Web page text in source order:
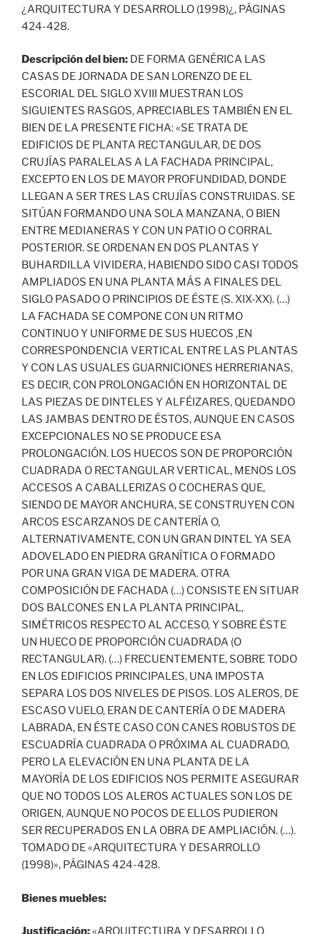
¿ARQUITECTURA Y DESARROLLO (1998)¿, PÁGINAS
424-428.
Descripción del bien: DE FORMA GENÉRICA LAS
CASAS DE JORNADA DE SAN LORENZO DE EL
ESCORIAL DEL SIGLO XVIII MUESTRAN LOS
SIGUIENTES RASGOS, APRECIABLES TAMBIÉN EN EL
BIEN DE LA PRESENTE FICHA: «SE TRATA DE
EDIFICIOS DE PLANTA RECTANGULAR, DE DOS
CRUJÍAS PARALELAS A LA FACHADA PRINCIPAL,
EXCEPTO EN LOS DE MAYOR PROFUNDIDAD, DONDE
LLEGAN A SER TRES LAS CRUJÍAS CONSTRUIDAS. SE
SITÚAN FORMANDO UNA SOLA MANZANA, O BIEN
ENTRE MEDIANERAS Y CON UN PATIO O CORRAL
POSTERIOR. SE ORDENAN EN DOS PLANTAS Y
BUHARDILLA VIVIDERA, HABIENDO SIDO CASI TODOS
AMPLIADOS EN UNA PLANTA MÁS A FINALES DEL
SIGLO PASADO O PRINCIPIOS DE ÉSTE (S. XIX-XX). (…)
LA FACHADA SE COMPONE CON UN RITMO
CONTINUO Y UNIFORME DE SUS HUECOS ,EN
CORRESPONDENCIA VERTICAL ENTRE LAS PLANTAS
Y CON LAS USUALES GUARNICIONES HERRERIANAS,
ES DECIR, CON PROLONGACIÓN EN HORIZONTAL DE
LAS PIEZAS DE DINTELES Y ALFÉIZARES, QUEDANDO
LAS JAMBAS DENTRO DE ÉSTOS, AUNQUE EN CASOS
EXCEPCIONALES NO SE PRODUCE ESA
PROLONGACIÓN. LOS HUECOS SON DE PROPORCIÓN
CUADRADA O RECTANGULAR VERTICAL, MENOS LOS
ACCESOS A CABALLERIZAS O COCHERAS QUE,
SIENDO DE MAYOR ANCHURA, SE CONSTRUYEN CON
ARCOS ESCARZANOS DE CANTERÍA O,
ALTERNATIVAMENTE, CON UN GRAN DINTEL YA SEA
ADOVELADO EN PIEDRA GRANÍTICA O FORMADO
POR UNA GRAN VIGA DE MADERA. OTRA
COMPOSICIÓN DE FACHADA (…) CONSISTE EN SITUAR
DOS BALCONES EN LA PLANTA PRINCIPAL,
SIMÉTRICOS RESPECTO AL ACCESO, Y SOBRE ÉSTE
UN HUECO DE PROPORCIÓN CUADRADA (O
RECTANGULAR). (…) FRECUENTEMENTE, SOBRE TODO
EN LOS EDIFICIOS PRINCIPALES, UNA IMPOSTA
SEPARA LOS DOS NIVELES DE PISOS. LOS ALEROS, DE
ESCASO VUELO, ERAN DE CANTERÍA O DE MADERA
LABRADA, EN ÉSTE CASO CON CANES ROBUSTOS DE
ESCUADRÍA CUADRADA O PRÓXIMA AL CUADRADO,
PERO LA ELEVACIÓN EN UNA PLANTA DE LA
MAYORÍA DE LOS EDIFICIOS NOS PERMITE ASEGURAR
QUE NO TODOS LOS ALEROS ACTUALES SON LOS DE
ORIGEN, AUNQUE NO POCOS DE ELLOS PUDIERON
SER RECUPERADOS EN LA OBRA DE AMPLIACIÓN. (…).
TOMADO DE «ARQUITECTURA Y DESARROLLO
(1998)», PÁGINAS 424-428.
Bienes muebles:
Justificación:«ARQUITECTURA Y DESARROLLO